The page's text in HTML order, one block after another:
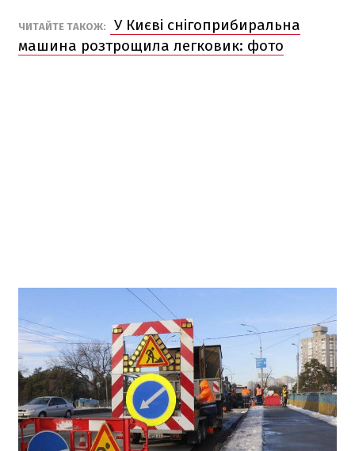
ЧИТАЙТЕ ТАКОЖ:
У Києві снігоприбиральна
машина розтрощила легковик: фото